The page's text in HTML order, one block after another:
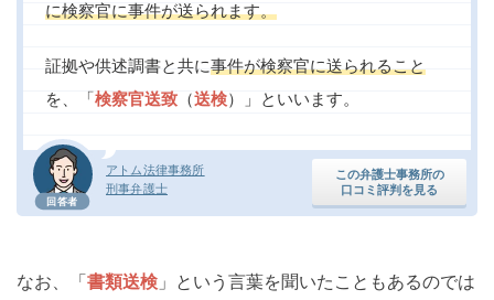
回答者
アトム法律事務所
刑事弁護士
この弁護士事務所の
口コミ評判を見る
に検察官に事件が送られます。
証拠や供述調書と共に事件が検察官に送られること
を、「検察官送致 （送検）」といいます。
なお、「 書類送検 」という言葉を聞いたこともあるのでは